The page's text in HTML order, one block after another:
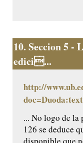
10. Seccion 5 -
edici...
http://
... No logo de la
126 se deduce